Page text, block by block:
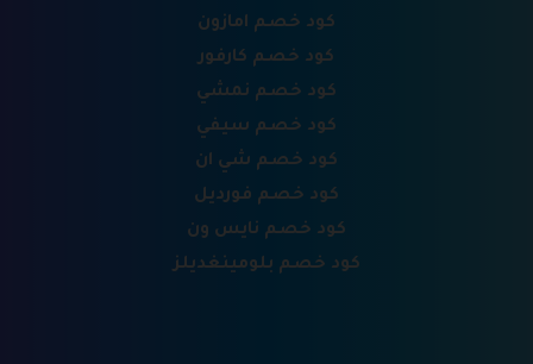
كود خصم امازون
كود خصم كارفور
كود خصم نمشي
كود خصم سيفي
كود خصم شي ان
كود خصم فورديل
كود خصم نايس ون
كود خصم بلومينغديلز